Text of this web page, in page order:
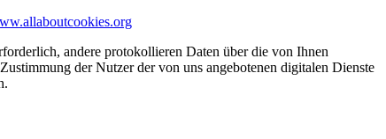
andere protokollieren Daten über die von Ihnen
der Nutzer der von uns angebotenen digitalen Dienste